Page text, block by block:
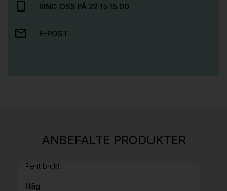
RING OSS PÅ 22 15 15 00
E-POST
ANBEFALTE PRODUKTER
H05 5600 Swingback-armlene Mørk
Pent brukt
Håg